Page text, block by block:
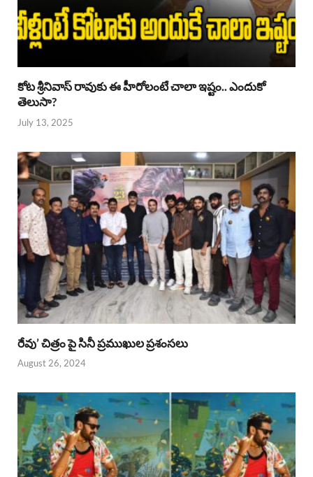
కోట శ్రీనివాస్ రావుకు ఈ హీరోలంటే చాలా ఇష్టం.. ఎందుకో
తెలుసా?
July 13, 2025
రేవు’ చిత్రం పై సినీ ప్రముఖుల ప్రశంసలు
August 26, 2024